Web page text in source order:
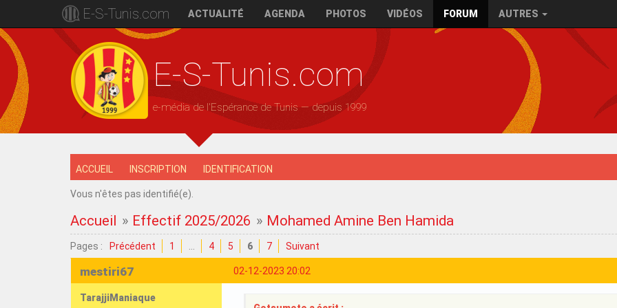
E-S-Tunis.com ACTUALITÉ AGENDA PHOTOS VIDÉOS FORUM AUTRES
E-S-Tunis.com
e-média de l'Espérance de Tunis — depuis 1999
ACCUEIL INSCRIPTION IDENTIFICATION
Vous n'êtes pas identifié(e).
Accueil » Effectif 2025/2026 » Mohamed Amine Ben Hamida
Pages : Précédent 1 4 5 6 7 Suivant
02-12-2023 20:02
mestiri67
TarajjiManiaque